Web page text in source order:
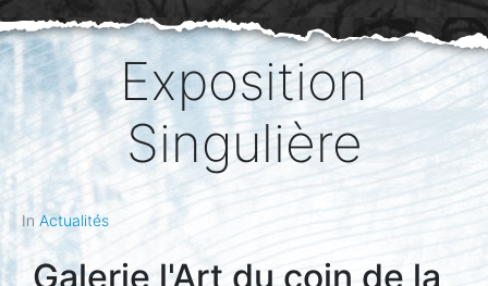
Exposition
Singulière
In Actualités
Galerie l'Art du coin de la